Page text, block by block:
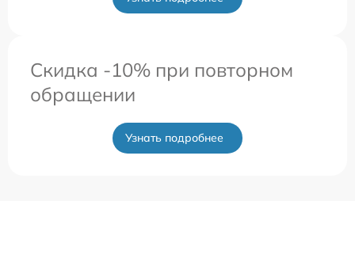
Скидка -10% при повторном
обращении
Узнать подробнее